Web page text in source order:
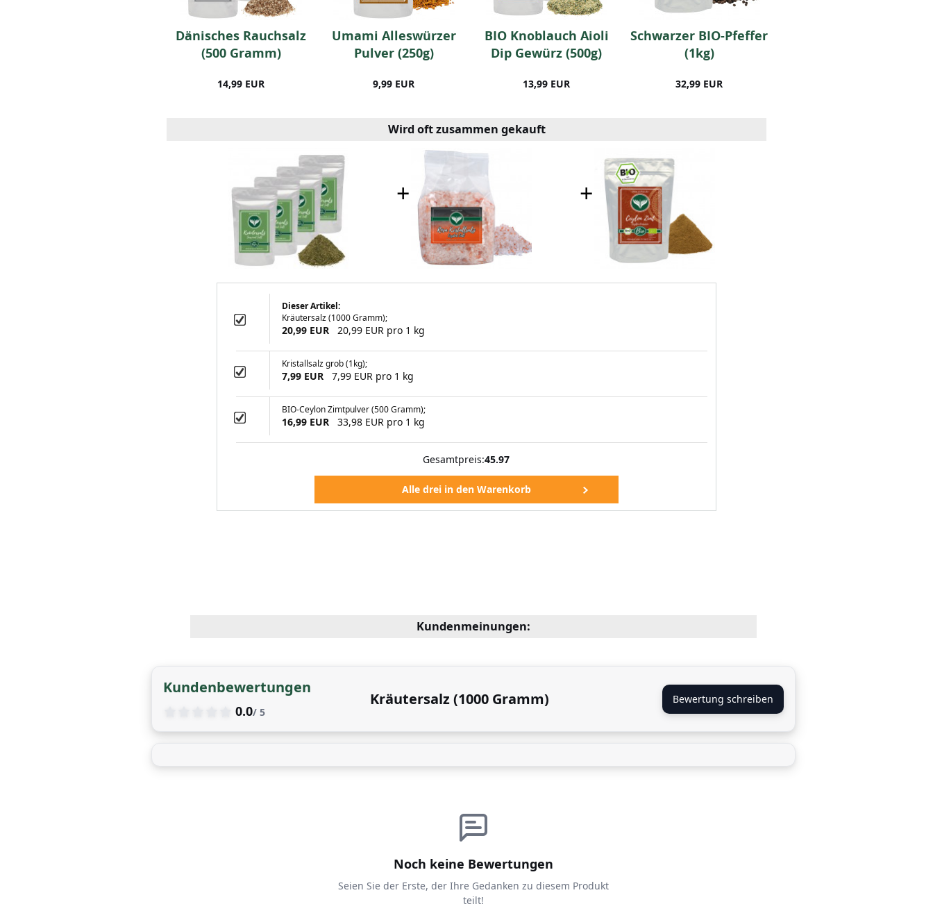
Dänisches Rauchsalz
(500 Gramm)
14,99 EUR
Umami Alleswürzer
Pulver (250g)
9,99 EUR
BIO Knoblauch Aioli
Dip Gewürz (500g)
13,99 EUR
Schwarzer BIO-Pfeffer
(1kg)
32,99 EUR
Wird oft zusammen gekauft
+ +
Dieser Artikel:
Kräutersalz (1000 Gramm);
20,99 EUR 20,99 EUR pro 1 kg
Kristallsalz grob (1kg);
7,99 EUR 7,99 EUR pro 1 kg
BIO-Ceylon Zimtpulver (500 Gramm);
16,99 EUR 33,98 EUR pro 1 kg
Gesamtpreis:45.97
Kundenmeinungen:
Kundenbewertungen
0.0/ 5
Kräutersalz (1000 Gramm) Bewertung schreiben
Noch keine Bewertungen
Seien Sie der Erste, der Ihre Gedanken zu diesem Produkt
teilt!